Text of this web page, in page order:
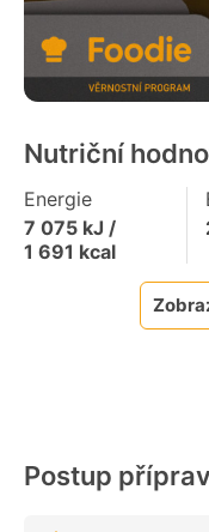
Nutriční
Energie
7 075 kJ /
1 691 kcal
Postup